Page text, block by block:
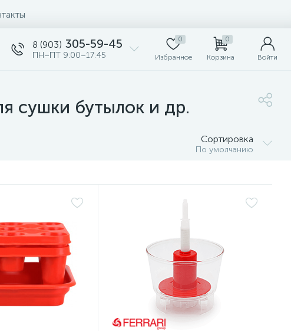
8 (903) 305-59-45
ПН–ПТ 9:00–17:45
0
Избранное
0
Корзина Войти
сушки бутылок и др.
Сортировка
По умолчанию